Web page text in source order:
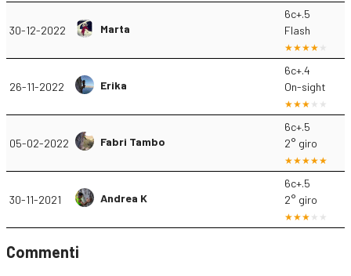
30-12-2022 Marta
6c+.5
Flash
26-11-2022 Erika
6c+.4
On-sight
05-02-2022 Fabri Tambo
6c+.5
2° giro
30-11-2021 Andrea K
6c+.5
2° giro
Commenti